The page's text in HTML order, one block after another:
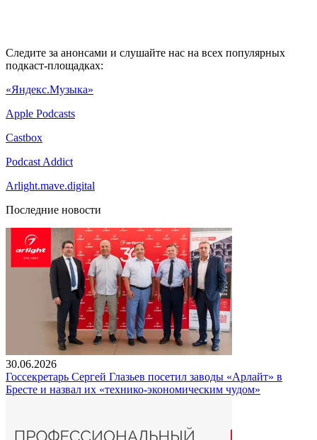
Следите за анонсами и слушайте нас на всех популярных
подкаст-площадках:
«Яндекс.Музыка»
Apple Podcasts
Castbox
Podcast Addict
Arlight.mave.digital
Последние новости
30.06.2026
Госсекретарь Сергей Глазьев посетил заводы «Арлайт» в
Бресте и назвал их «технико-экономическим чудом»